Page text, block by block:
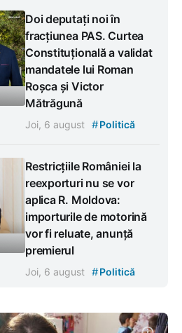
Doi deputați noi în
fracțiunea PAS. Curtea
Constituțională a validat
mandatele lui Roman
Roșca și Victor
Mătrăgună
Joi, 6 august #Politică
Restricțiile României la
reexporturi nu se vor
aplica R. Moldova:
importurile de motorină
vor fi reluate, anunță
premierul
Joi, 6 august #Politică